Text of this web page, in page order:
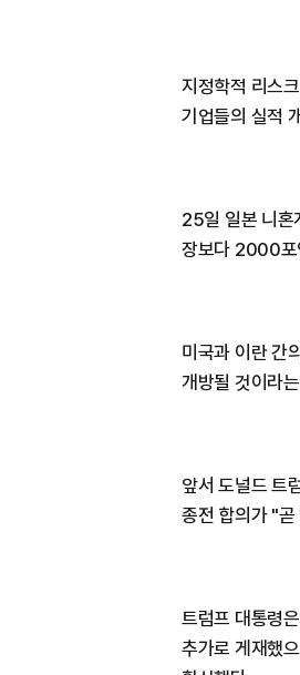
지정학적 리스
기업들의 실적
25일 일본 니혼
장보다 2000포
미국과 이란 간
개방될 것이라
앞서 도널드 트
종전 합의가 "곧
트럼프 대통령
추가로 게재했